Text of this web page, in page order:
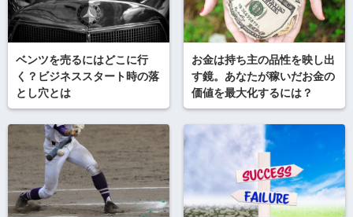
ベンツを売るにはどこに行
く？ビジネススタート時の落
とし穴とは
お金は持ち主の品性を映し出
す鏡。あなたが稼いだお金の
価値を最大化するには？